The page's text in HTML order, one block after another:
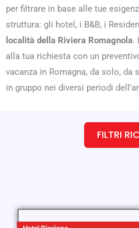
per filtrare in base alle tue
struttura: gli hotel, i B&B, i
località della Riviera Romagnola.
alla tua richiesta con un
vacanza in Romagna, da solo,
in gruppo nei diversi periodi
FILTRI